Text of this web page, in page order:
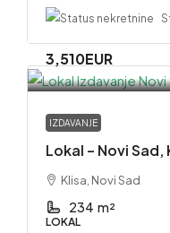
3,510EUR
IZDAVANJE
Lokal – Novi Sad,
Klisa, Novi Sad
234 m²
LOKAL